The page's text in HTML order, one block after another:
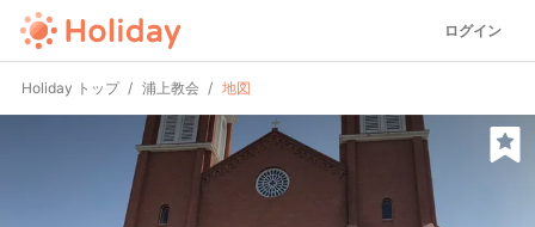
ログイン
Holiday トップ 浦上教会 地図